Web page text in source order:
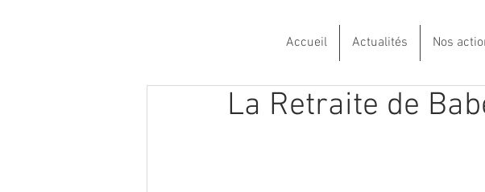
Accueil Actualités Nos
La Retraite de